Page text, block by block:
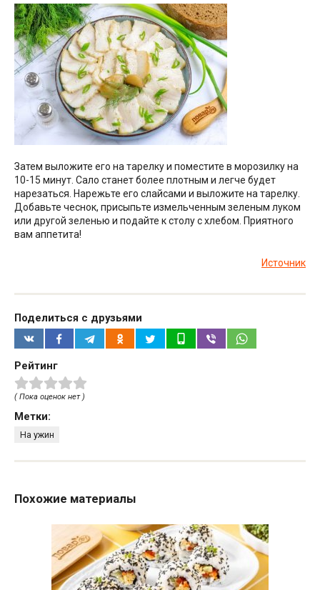
Затем выложите его на тарелку и поместите в морозилку на
10-15 минут. Сало станет более плотным и легче будет
нарезаться. Нарежьте его слайсами и выложите на тарелку.
Добавьте чеснок, присыпьте измельченным зеленым луком
или другой зеленью и подайте к столу с хлебом. Приятного
вам аппетита!
Источник
Поделиться с друзьями
Рейтинг
( Пока оценок нет )
Метки:
На ужин
Похожие материалы